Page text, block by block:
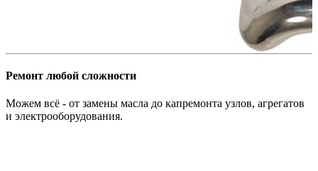
Ремонт любой сложности
Можем всё - от замены масла до капремонта узлов, агрегатов
и электрооборудования.